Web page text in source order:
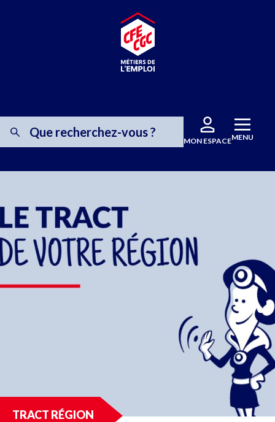
MON ESPACEMENU
TRACT RÉGION